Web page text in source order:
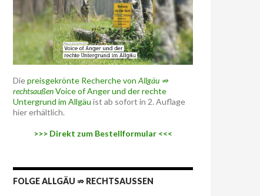
Diepreisgekrönte Recherche von Allgäu ⇏
rechtsaußenVoice of Anger und der rechte
Untergrund im Allgäu ist ab sofort in 2. Auflage
hier erhältlich.
>>> Direkt zum Bestellformular <<<
FOLGE ALLGÄU ⇏ RECHTSAUSSEN